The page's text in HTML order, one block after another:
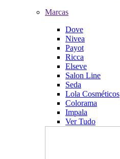
Marcas
Dove
Nivea
Payot
Ricca
Elseve
Salon Line
Seda
Lola Cosméticos
Colorama
Impala
Ver Tudo